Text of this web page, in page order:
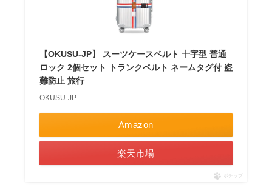
【OKUSU-JP】 スーツケースベルト 十字型 普通
ロック 2個セット トランクベルト ネームタグ付 盗
難防止 旅行
OKUSU-JP
Amazon
楽天市場
ポチップ